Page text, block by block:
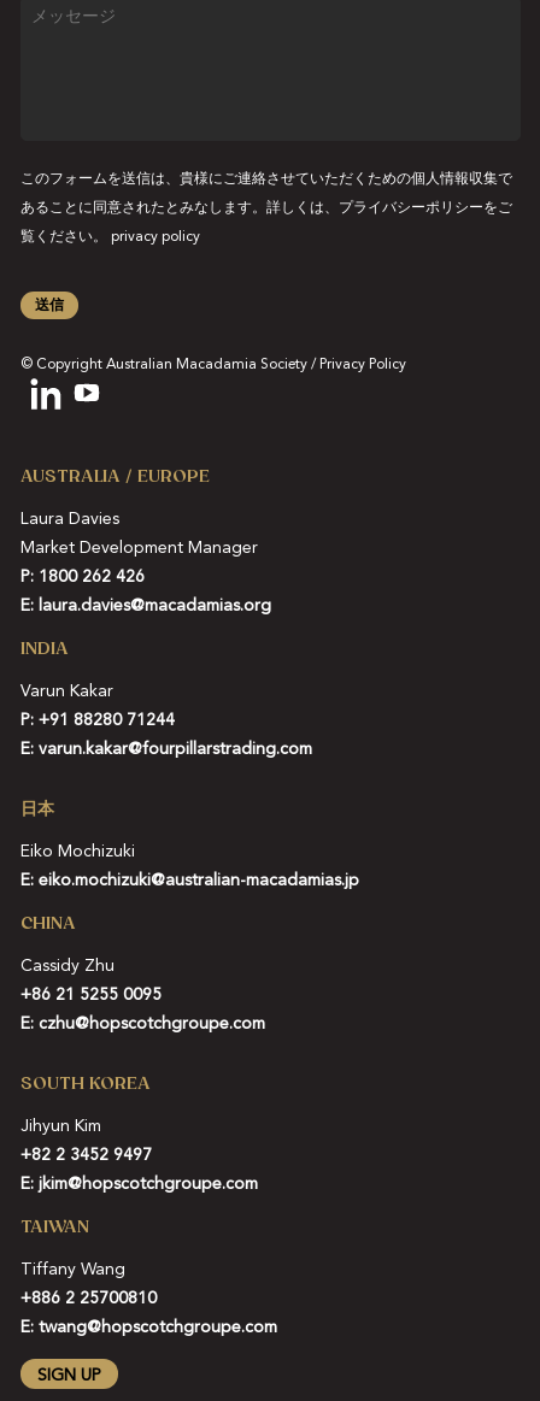
このフォームを送信は、貴様にご連絡させていただくための個人情報収集で
あることに同意されたとみなします。詳しくは、プライバシーポリシーをご
覧ください。
privacy policy
送信
© Copyright Australian Macadamia Society / Privacy Policy
AUSTRALIA / EUROPE
Laura Davies
Market Development Manager
P: 1800 262 426
E: laura.davies@macadamias.org
INDIA
Varun Kakar
P: +91 88280 71244
E: varun.kakar@fourpillarstrading.com
日本
Eiko Mochizuki
E: eiko.mochizuki@australian-macadamias.jp
CHINA
Cassidy Zhu
+86 21 5255 0095
E: czhu@hopscotchgroupe.com
SOUTH KOREA
Jihyun Kim
+82 2 3452 9497
E: jkim@hopscotchgroupe.com
TAIWAN
Tiffany Wang
+886 2 25700810
E: twang@hopscotchgroupe.com
SIGN UP